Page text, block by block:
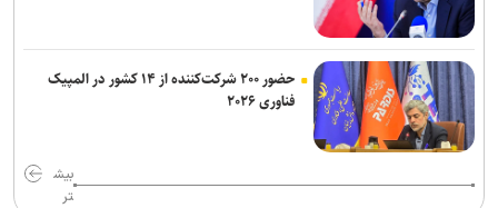
حضور ۲۰۰ شرکت‌کننده از ۱۴ کشور در المپیک
فناوری ۲۰۲۶
بیش
تر